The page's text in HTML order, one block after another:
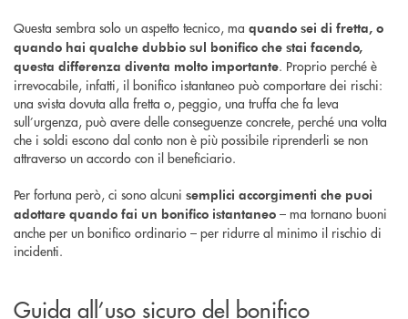
Questa sembra solo un aspetto tecnico, ma quando sei di fretta, o
quando hai qualche dubbio sul bonifico che stai facendo,
questa differenza diventa molto importante. Proprio perché è
irrevocabile, infatti, il bonifico istantaneo può comportare dei rischi:
una svista dovuta alla fretta o, peggio, una truffa che fa leva
sull’urgenza, può avere delle conseguenze concrete, perché una volta
che i soldi escono dal conto non è più possibile riprenderli se non
attraverso un accordo con il beneficiario.
Per fortuna però, ci sono alcuni semplici accorgimenti che puoi
adottare quando fai un bonifico istantaneo – ma tornano buoni
anche per un bonifico ordinario – per ridurre al minimo il rischio di
incidenti.
Guida all’uso sicuro del bonifico